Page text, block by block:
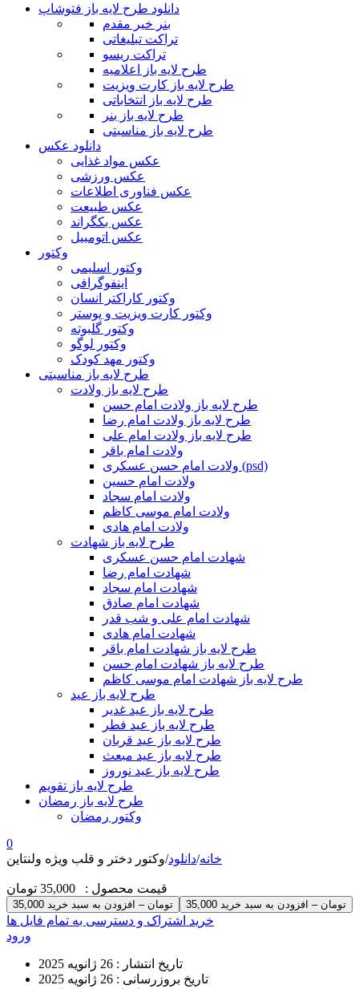
دانلود طرح لایه باز فتوشاپ
بنر خیر مقدم
تراکت تبلیغاتی
تراکت ریسو
طرح لایه باز اعلامیه
طرح لایه باز کارت ویزیت
طرح لایه باز انتخاباتی
طرح لایه باز بنر
طرح لایه باز مناسبتی
دانلود عکس
عکس مواد غذایی
عکس ورزشی
عکس فناوری اطلاعات
عکس طبیعت
عکس بکگراند
عکس اتومبیل
وکتور
وکتور اسلیمی
اینفوگرافی
وکتور کاراکتر انسان
وکتور کارت ویزیت و پوستر
وکتور گلبوته
وکتور لوگو
وکتور مهد کودک
طرح لایه باز مناسبتی
طرح لایه باز ولادت
طرح لایه باز ولادت امام حسن
طرح لایه باز ولادت امام رضا
طرح لایه باز ولادت امام علی
ولادت امام باقر
ولادت امام حسن عسکری (psd)
ولادت امام حسین
ولادت امام سجاد
ولادت امام موسی کاظم
ولادت امام هادی
طرح لایه باز شهادت
شهادت امام حسن عسکری
شهادت امام رضا
شهادت امام سجاد
شهادت امام صادق
شهادت امام علی و شب قدر
شهادت امام هادی
طرح لایه باز شهادت امام باقر
طرح لایه باز شهادت امام حسن
طرح لایه باز شهادت امام موسی کاظم
طرح لایه باز عید
طرح لایه باز عید غدیر
طرح لایه باز عید فطر
طرح لایه باز عید قربان
طرح لایه باز عید مبعث
طرح لایه باز عید نوروز
طرح لایه باز تقویم
طرح لایه باز رمضان
وکتور رمضان
0
خانه/دانلود/وکتور دختر و قلب ویژه ولنتاین
قیمت محصول : 35,000 تومان
35,000 تومان – افزودن به سبد خرید
خرید اشتراک و دسترسی به تمام فایل ها
ورود
تاریخ انتشار : 26 ژانویه 2025
تاریخ بروزرسانی : 26 ژانویه 2025